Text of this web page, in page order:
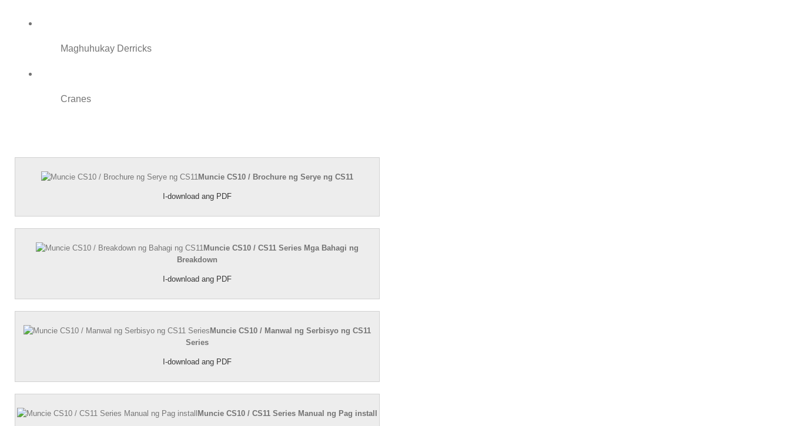
Maghuhukay Derricks
Cranes
Muncie CS10 / Brochure ng Serye ng CS11
I-download ang PDF
Muncie CS10 / CS11 Series Mga Bahagi ng
Breakdown
I-download ang PDF
Muncie CS10 / Manwal ng Serbisyo ng CS11
Series
I-download ang PDF
Muncie CS10 / CS11 Series Manual ng Pag install